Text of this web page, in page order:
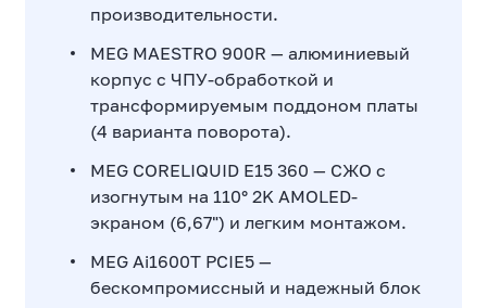
производительности.
MEG MAESTRO 900R — алюминиевый
корпус с ЧПУ-обработкой и
трансформируемым поддоном платы
(4 варианта поворота).
MEG CORELIQUID E15 360 — СЖО с
изогнутым на 110° 2K AMOLED-
экраном (6,67") и легким монтажом.
MEG Ai1600T PCIE5 —
бескомпромиссный и надежный блок